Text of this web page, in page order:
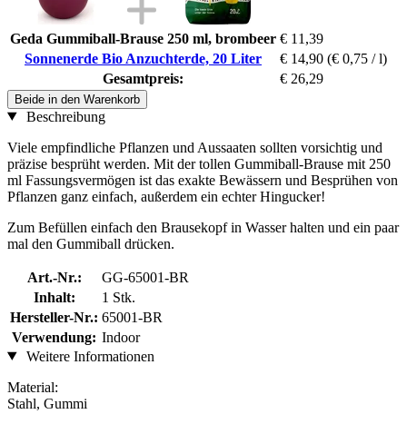
Geda Gummiball-Brause 250 ml, brombeer € 11,39
Sonnenerde Bio Anzuchterde, 20 Liter
€ 14,90 (€ 0,75 / l)
Gesamtpreis:
€ 26,29
Beide in den Warenkorb
Beschreibung
Viele empfindliche Pflanzen und Aussaaten sollten vorsichtig und
präzise besprüht werden. Mit der tollen Gummiball-Brause mit 250
ml Fassungsvermögen ist das exakte Bewässern und Besprühen von
Pflanzen ganz einfach, außerdem ein echter Hingucker!
Zum Befüllen einfach den Brausekopf in Wasser halten und ein paar
mal den Gummiball drücken.
Art.-Nr.:
GG-65001-BR
Inhalt:
1 Stk.
Hersteller-Nr.: 65001-BR
Verwendung: Indoor
Weitere Informationen
Material:
Stahl, Gummi